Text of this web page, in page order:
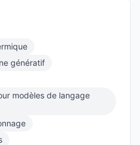
génératif
modèles de langage